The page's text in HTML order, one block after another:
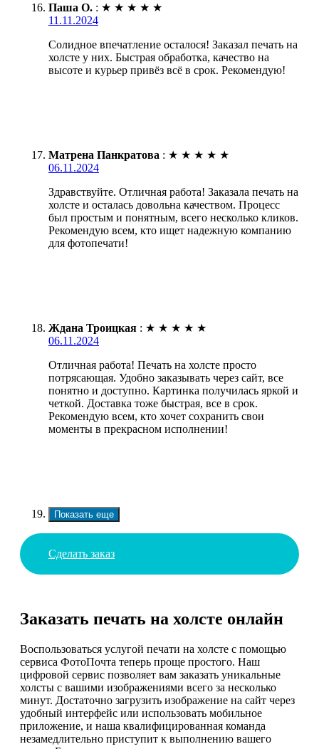
Паша О. : ★ ★ ★ ★ ★
11.11.2024
Солидное впечатление осталося! Заказал печать на
холсте у них. Быстрая обработка, качество на
высоте и курьер привёз всё в срок. Рекомендую!
Матрена Панкратова : ★ ★ ★ ★ ★
06.11.2024
Здравствуйте. Отличная работа! Заказала печать на
холсте и осталась довольна качеством. Процесс
был простым и понятным, всего несколько кликов.
Рекомендую всем, кто ищет надежную компанию
для фотопечати!
Ждана Троицкая : ★ ★ ★ ★ ★
06.11.2024
Отличная работа! Печать на холсте просто
потрясающая. Удобно заказывать через сайт, все
понятно и доступно. Картинка получилась яркой и
четкой. Доставка тоже быстрая, все в срок.
Рекомендую всем, кто хочет сохранить свои
моменты в прекрасном исполнении!
Показать еще
Сделать заказ
Заказать печать на холсте онлайн
Воспользоваться услугой печати на холсте с помощью
сервиса ФотоПочта теперь проще простого. Наш
цифровой сервис позволяет вам заказать уникальные
холсты с вашими изображениями всего за несколько
минут. Достаточно загрузить изображение на сайт через
удобный интерфейс или использовать мобильное
приложение, и наша квалифицированная команда
незамедлительно приступит к выполнению вашего